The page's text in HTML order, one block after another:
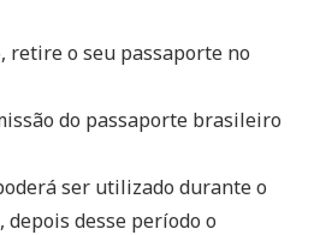
retire o seu passaporte no
do passaporte brasileiro
ser utilizado durante o
depois desse período o